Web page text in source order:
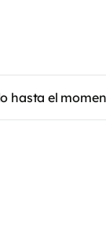
hasta el